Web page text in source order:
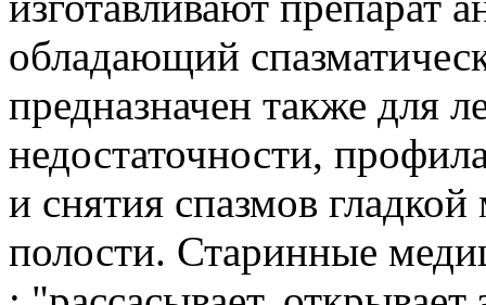
обладающий
предназначен также для
недостаточности,
и снятия спазмов
полости. Старинные